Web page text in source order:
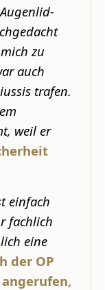
zu
auch
trafen.
weil er
einfach
fachlich
eine
der OP